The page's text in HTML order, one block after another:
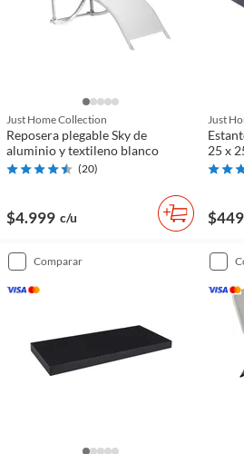
Just Home Collection
Reposera plegable Sky de
aluminio y textileno blanco
(20)
$4.999 c/u
Just
25 x
$449
comparar